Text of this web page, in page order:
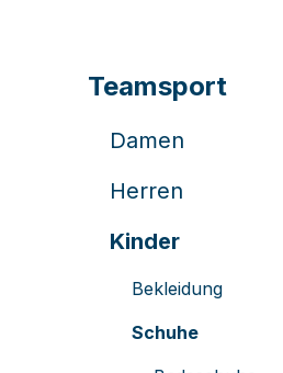
Teamsport
Damen
Herren
Kinder
Bekleidung
Schuhe